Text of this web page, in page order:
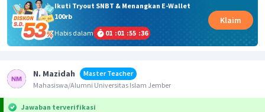
Ikuti Tryout SNBT & Menangkan E-Wallet
100rb
Habis dalam
01 :01 :55 :36
Klaim
N. Mazidah
Master Teacher
Mahasiswa/Alumni Universitas Islam Jember
Jawaban terverifikasi